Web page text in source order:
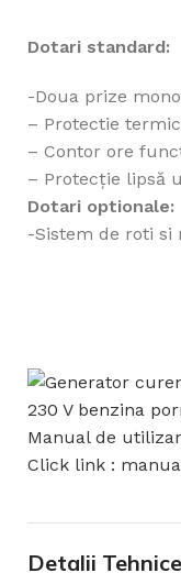
Dotari standard:
-Doua prize
– Protectie
– Contor ore
– Protecţie lipsă
Dotari optionale:
-Sistem de roti si
Click link :
Detalii Tehnice